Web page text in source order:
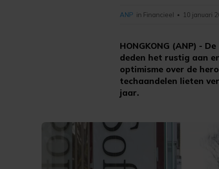
HONGKONG (ANP) -
deden het rustig aan
optimisme over de
techaandelen lieten
jaar.
ANP in Financieel • 10 januari